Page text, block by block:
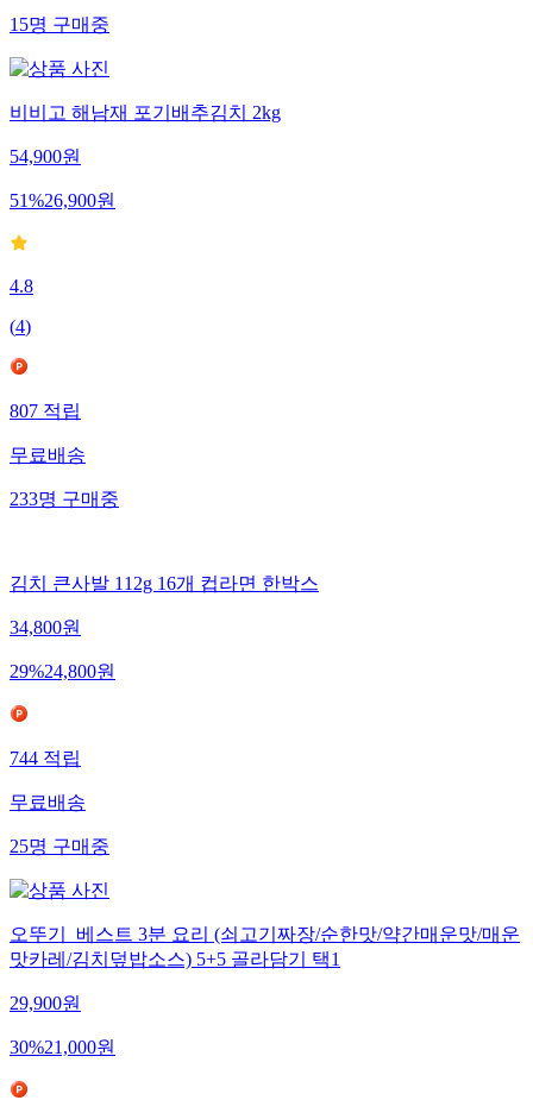
15명구매중
비비고 해남재 포기배추김치 2kg
54,900원
51%26,900원
4.8
(4)
807적립
무료배송
233명구매중
김치 큰사발 112g 16개 컵라면 한박스
34,800원
29%24,800원
744적립
무료배송
25명구매중
오뚜기_베스트 3분 요리 (쇠고기짜장/순한맛/약간매운맛/매운
맛카레/김치덮밥소스) 5+5 골라담기 택1
29,900원
30%21,000원